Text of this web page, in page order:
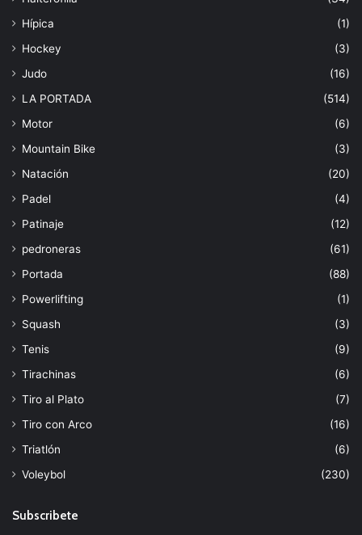
Hípica
(1)
Hockey
(3)
Judo
(16)
LA PORTADA
(514)
Motor
(6)
Mountain Bike
(3)
Natación
(20)
Padel
(4)
Patinaje
(12)
pedroneras
(61)
Portada
(88)
Powerlifting
(1)
Squash
(3)
Tenis
(9)
Tirachinas
(6)
Tiro al Plato
(7)
Tiro con Arco
(16)
Triatlón
(6)
Voleybol
(230)
Subscribete